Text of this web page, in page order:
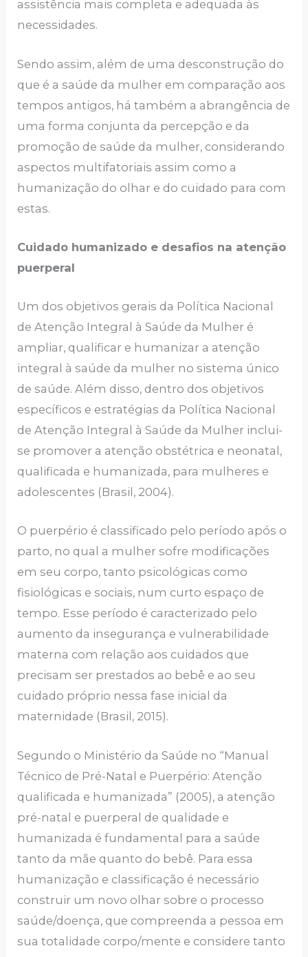
assistência mais completa e adequada às
necessidades.
Sendo assim, além de uma desconstrução do
que é a saúde da mulher em comparação aos
tempos antigos, há também a abrangência de
uma forma conjunta da percepção e da
promoção de saúde da mulher, considerando
aspectos multifatoriais assim como a
humanização do olhar e do cuidado para com
estas.
Cuidado humanizado e desafios na atenção
puerperal
Um dos objetivos gerais da Política Nacional
de Atenção Integral à Saúde da Mulher é
ampliar, qualificar e humanizar a atenção
integral à saúde da mulher no sistema único
de saúde. Além disso, dentro dos objetivos
específicos e estratégias da Política Nacional
de Atenção Integral à Saúde da Mulher inclui-
se promover a atenção obstétrica e neonatal,
qualificada e humanizada, para mulheres e
adolescentes (Brasil, 2004).
O puerpério é classificado pelo período após o
parto, no qual a mulher sofre modificações
em seu corpo, tanto psicológicas como
fisiológicas e sociais, num curto espaço de
tempo. Esse período é caracterizado pelo
aumento da insegurança e vulnerabilidade
materna com relação aos cuidados que
precisam ser prestados ao bebê e ao seu
cuidado próprio nessa fase inicial da
maternidade (Brasil, 2015).
Segundo o Ministério da Saúde no “Manual
Técnico de Pré-Natal e Puerpério: Atenção
qualificada e humanizada” (2005), a atenção
pré-natal e puerperal de qualidade e
humanizada é fundamental para a saúde
tanto da mãe quanto do bebê. Para essa
humanização e classificação é necessário
construir um novo olhar sobre o processo
saúde/doença, que compreenda a pessoa em
sua totalidade corpo/mente e considere tanto